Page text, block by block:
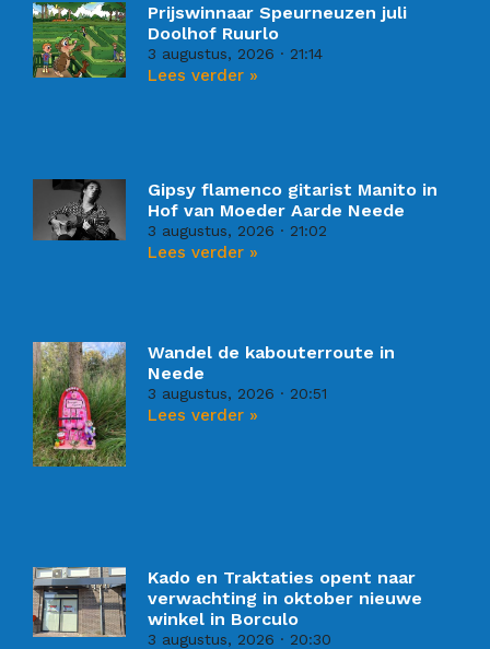
Prijswinnaar Speurneuzen juli
Doolhof Ruurlo
3 augustus, 2026 21:14
Lees verder »
Gipsy flamenco gitarist Manito in
Hof van Moeder Aarde Neede
3 augustus, 2026 21:02
Lees verder »
Wandel de kabouterroute in
Neede
3 augustus, 2026 20:51
Lees verder »
Kado en Traktaties opent naar
verwachting in oktober nieuwe
winkel in Borculo
3 augustus, 2026 20:30